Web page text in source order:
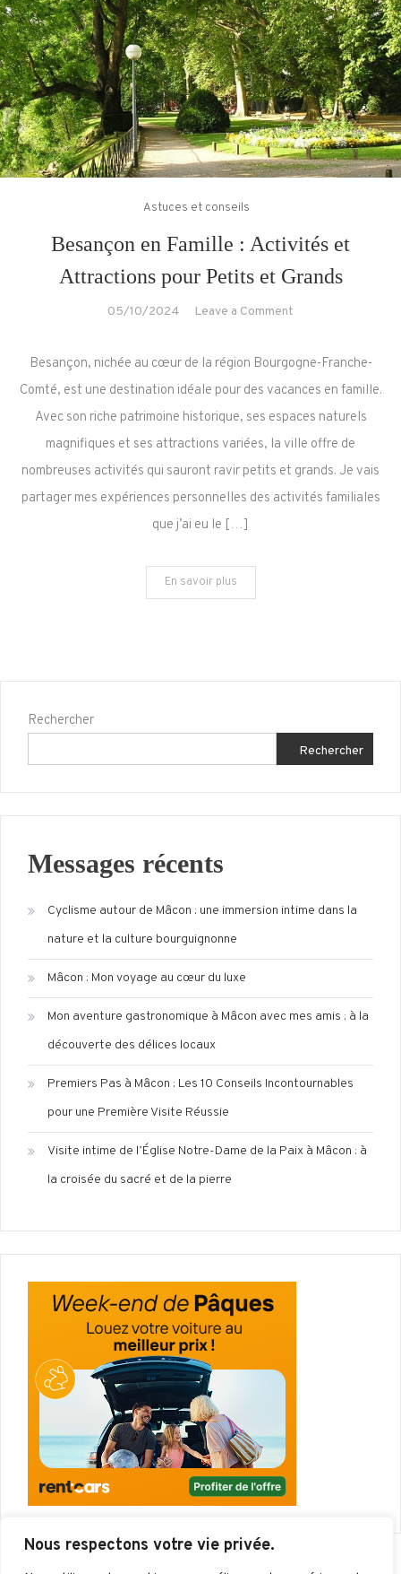
Nous respectons votre vie privée.
Astuces et conseils
Besançon en Famille : Activités et
Attractions pour Petits et Grands
05/10/2024 Leave a Comment
Activités
et
Attractions
pour
Besançon, nichée au cœur de la région Bourgogne-Franche-
Comté, est une destination idéale pour des vacances en famille.
Avec son riche patrimoine historique, ses espaces naturels
magnifiques et ses attractions variées, la ville offre de
nombreuses activités qui sauront ravir petits et grands. Je vais
partager mes expériences personnelles des activités familiales
que j’ai eu le […]
En savoir plus
Rechercher
Rechercher
Messages récents
Cyclisme autour de Mâcon : une immersion intime dans la
nature et la culture bourguignonne
Mâcon : Mon voyage au cœur du luxe
Mon aventure gastronomique à Mâcon avec mes amis : à la
découverte des délices locaux
Premiers Pas à Mâcon : Les 10 Conseils Incontournables
pour une Première Visite Réussie
Visite intime de l’Église Notre-Dame de la Paix à Mâcon : à
la croisée du sacré et de la pierre